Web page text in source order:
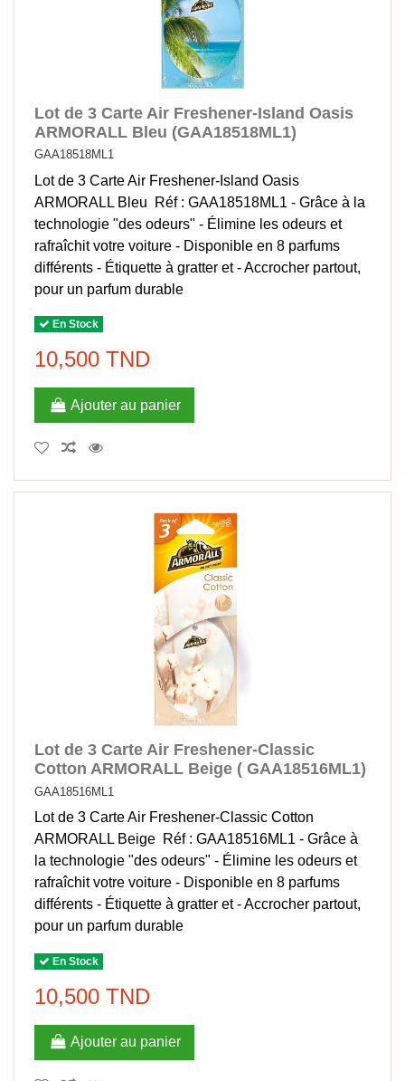
Lot de 3 Carte Air Freshener-Island Oasis
ARMORALL Bleu (GAA18518ML1)
GAA18518ML1
Lot de 3 Carte Air Freshener-Island Oasis
ARMORALL Bleu Réf : GAA18518ML1 - Grâce à la
technologie "des odeurs" - Élimine les odeurs et
rafraîchit votre voiture - Disponible en 8 parfums
différents - Étiquette à gratter et - Accrocher partout,
pour un parfum durable
En Stock
10,500 TND
Ajouter au panier
Lot de 3 Carte Air Freshener-Classic
Cotton ARMORALL Beige ( GAA18516ML1)
GAA18516ML1
Lot de 3 Carte Air Freshener-Classic Cotton
ARMORALL Beige Réf : GAA18516ML1 - Grâce à
la technologie "des odeurs" - Élimine les odeurs et
rafraîchit votre voiture - Disponible en 8 parfums
différents - Étiquette à gratter et - Accrocher partout,
pour un parfum durable
En Stock
10,500 TND
Ajouter au panier